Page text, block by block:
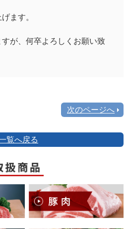
ます。
が、何卒よろしくお願い致
次のページへ
覧へ戻る